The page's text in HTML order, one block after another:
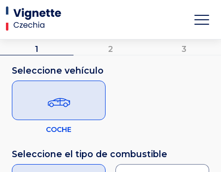
1 2 3
Seleccione vehículo
COCHE
Seleccione el tipo de combustible